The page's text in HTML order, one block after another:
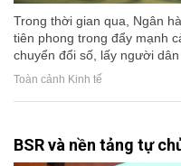
Trong thời gian qua, Ngân
tiên phong trong đẩy mạnh
chuyển đổi số, lấy người
Toàn cảnh Kinh tế
BSR và nền tảng tự